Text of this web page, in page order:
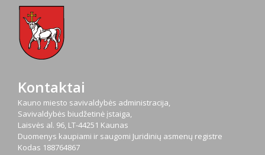
Kontaktai
Kauno miesto savivaldybės administracija,
Savivaldybės biudžetinė įstaiga,
Laisvės al. 96, LT-44251 Kaunas
Duomenys kaupiami ir saugomi Juridinių asmenų registre
Kodas 188764867